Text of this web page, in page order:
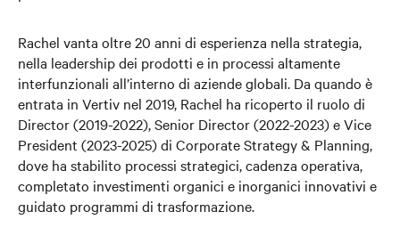
Rachel vanta oltre 20 anni di esperienza nella strategia,
nella leadership dei prodotti e in processi altamente
interfunzionali all’interno di aziende globali. Da quando è
entrata in Vertiv nel 2019, Rachel ha ricoperto il ruolo di
Director (2019-2022), Senior Director (2022-2023) e Vice
President (2023-2025) di Corporate Strategy & Planning,
dove ha stabilito processi strategici, cadenza operativa,
completato investimenti organici e inorganici innovativi e
guidato programmi di trasformazione.